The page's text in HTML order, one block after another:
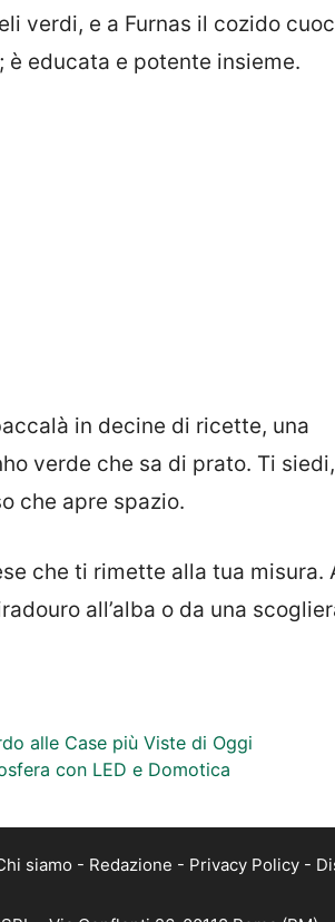
verdi, e a Furnas il cozido
è educata e potente insieme.
in decine di ricette, una
verde che sa di prato. Ti
che apre spazio.
che ti rimette alla tua misura.
all’alba o da una
alle Case più Viste di Oggi
con LED e Domotica
siamo - Redazione - Privacy Policy -